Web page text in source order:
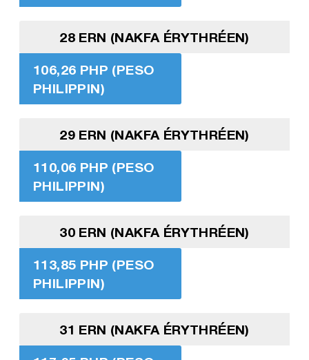
28 ERN (NAKFA ÉRYTHRÉEN)
106,26 PHP (PESO
PHILIPPIN)
29 ERN (NAKFA ÉRYTHRÉEN)
110,06 PHP (PESO
PHILIPPIN)
30 ERN (NAKFA ÉRYTHRÉEN)
113,85 PHP (PESO
PHILIPPIN)
31 ERN (NAKFA ÉRYTHRÉEN)